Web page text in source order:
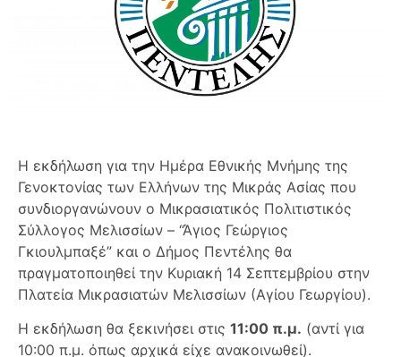
Η εκδήλωση για την Ημέρα Εθνικής Μνήμης της
Γενοκτονίας των Ελλήνων της Μικράς Ασίας που
συνδιοργανώνουν ο Μικρασιατικός Πολιτιστικός
Σύλλογος Μελισσίων – “Άγιος Γεώργιος
Γκιουλμπαξέ” και ο Δήμος Πεντέλης θα
πραγματοποιηθεί την Κυριακή 14 Σεπτεμβρίου στην
Πλατεία Μικρασιατών Μελισσίων (Αγίου Γεωργίου).
Η εκδήλωση θα ξεκινήσει στις 11:00 π.μ. (αντί για
10:00 π.μ. όπως αρχικά είχε ανακοινωθεί).